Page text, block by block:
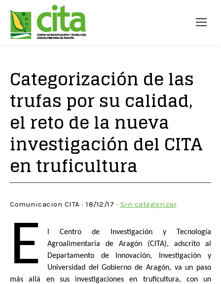
Categorización de las
trufas por su calidad,
el reto de la nueva
investigación del CITA
en truficultura
Comunicacion CITA · 18/12/17 · Sin categorizar
E
l Centro de Investigación y Tecnología
Agroalimentaria de Aragón (CITA), adscrito al
Departamento de Innovación, Investigación y
Universidad del Gobierno de Aragón, va un paso
más allá en sus investigaciones en truficultura, con un